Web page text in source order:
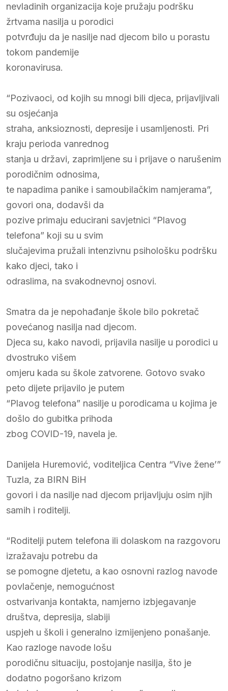
nevladinih organizacija koje pružaju podršku
žrtvama nasilja u porodici
potvrđuju da je nasilje nad djecom bilo u porastu
tokom pandemije
koronavirusa.
“Pozivaoci, od kojih su mnogi bili djeca, prijavljivali
su osjećanja
straha, anksioznosti, depresije i usamljenosti. Pri
kraju perioda vanrednog
stanja u državi, zaprimljene su i prijave o narušenim
porodičnim odnosima,
te napadima panike i samoubilačkim namjerama”,
govori ona, dodavši da
pozive primaju educirani savjetnici “Plavog
telefona” koji su u svim
slučajevima pružali intenzivnu psihološku podršku
kako djeci, tako i
odraslima, na svakodnevnoj osnovi.
Smatra da je nepohađanje škole bilo pokretač
povećanog nasilja nad djecom.
Djeca su, kako navodi, prijavila nasilje u porodici u
dvostruko višem
omjeru kada su škole zatvorene. Gotovo svako
peto dijete prijavilo je putem
“Plavog telefona” nasilje u porodicama u kojima je
došlo do gubitka prihoda
zbog COVID-19, navela je.
Danijela Huremović, voditeljica Centra “Vive žene’”
Tuzla, za BIRN BiH
govori i da nasilje nad djecom prijavljuju osim njih
samih i roditelji.
“Roditelji putem telefona ili dolaskom na razgovoru
izražavaju potrebu da
se pomogne djetetu, a kao osnovni razlog navode
povlačenje, nemogućnost
ostvarivanja kontakta, namjerno izbjegavanje
društva, depresija, slabiji
uspjeh u školi i generalno izmijenjeno ponašanje.
Kao razloge navode lošu
porodičnu situaciju, postojanje nasilja, što je
dodatno pogoršano krizom